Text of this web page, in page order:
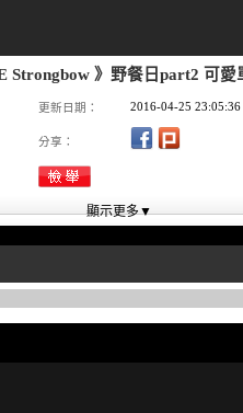
Strongbow 》野餐日part2 可愛
更新日期： 2016-04-25 23:05:36
分享：